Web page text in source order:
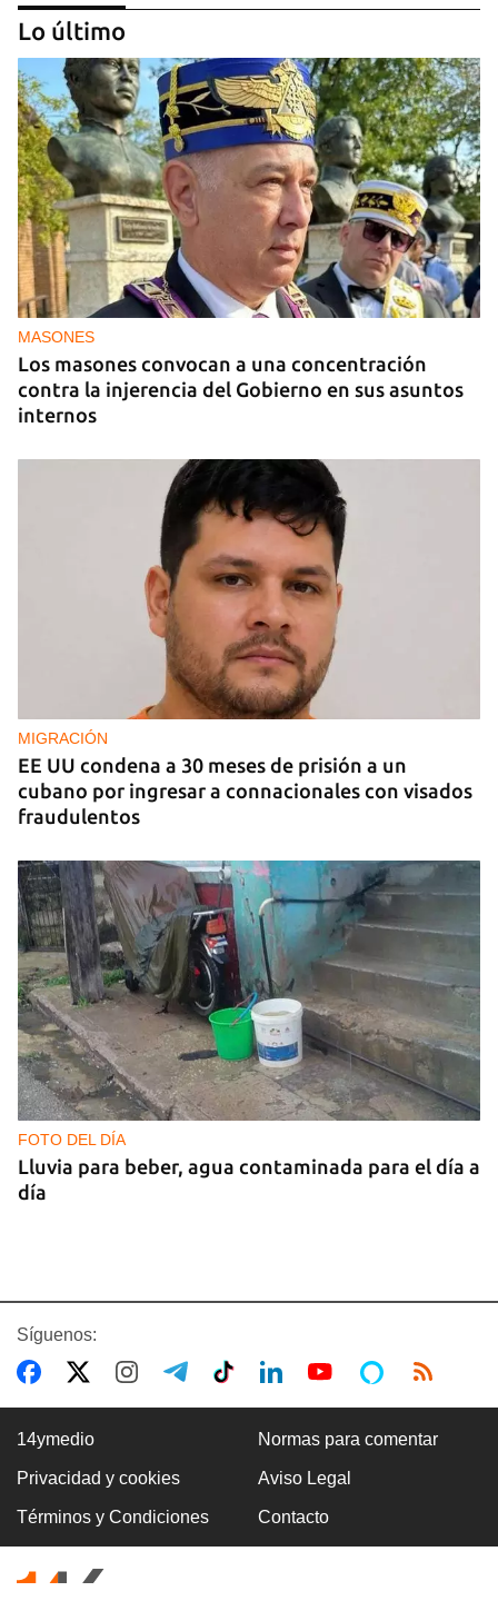
CAJÓN DE SASTRE
Entre espinas nacen flores
Lo último
MASONES
Los masones convocan a una concentración
contra la injerencia del Gobierno en sus asuntos
internos
MIGRACIÓN
EE UU condena a 30 meses de prisión a un
cubano por ingresar a connacionales con visados
fraudulentos
FOTO DEL DÍA
Lluvia para beber, agua contaminada para el día a
día
COMERCIO
La Cuevita, el verdadero mercado mayorista de
Cuba, abastece la economía nacional
Síguenos:
14ymedio Normas para comentar
Privacidad y cookies Aviso Legal
Términos y Condiciones Contacto